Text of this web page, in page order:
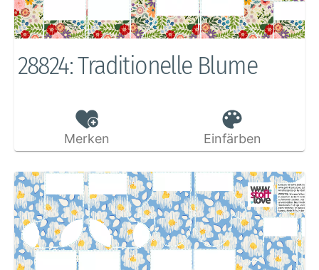
28824: Traditionelle Blume
Merken Einfärben